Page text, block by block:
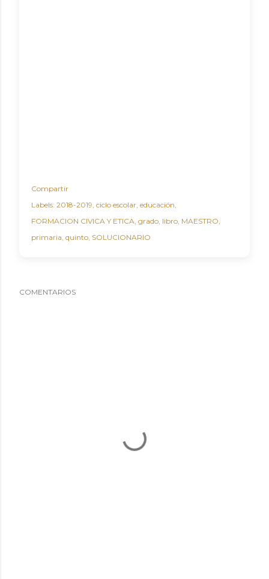
Compartir
Labels: 2018-2019 ciclo escolar educación
FORMACION CIVICA Y ETICA grado libro MAESTRO
primaria quinto SOLUCIONARIO
COMENTARIOS